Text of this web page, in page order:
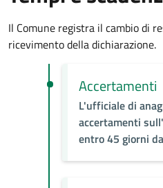
Il Comune registra il cambio di
ricevimento della dichiarazione.
Accertamenti
L'ufficiale di
accertamenti
entro 45 giorni